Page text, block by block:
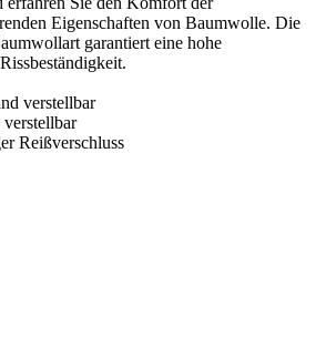
Eigenschaften von Baumwolle. Die
garantiert eine hohe
verstellbar
Reißverschluss